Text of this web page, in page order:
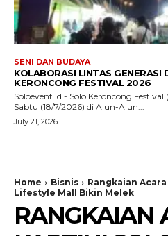
SENI DAN BUDAYA
KOLABORASI LINTAS GENERASI
KERONCONG FESTIVAL 2026
Soloevent.id - Solo Keroncong
Sabtu (18/7/2026) di Alun-Alun...
July 21, 2026